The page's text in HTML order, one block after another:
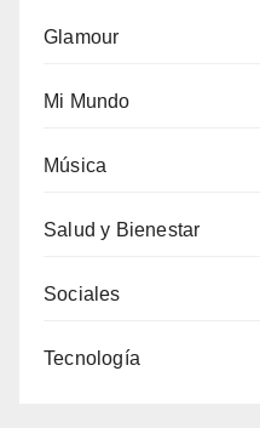
Glamour
Mi Mundo
Música
Salud y Bienestar
Sociales
Tecnología